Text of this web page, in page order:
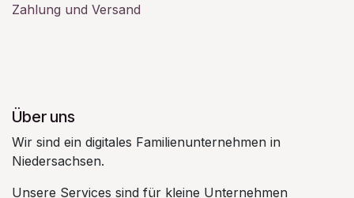
Zahlung und Versand
Über uns
Wir sind ein digitales Familienunternehmen in
Niedersachsen.
Unsere Services sind für kleine Unternehmen